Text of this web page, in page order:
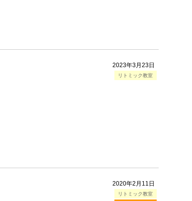
2023年3月23日
リトミック教室
2020年2月11日
リトミック教室